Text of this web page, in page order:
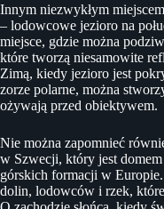
Innym niezwykłym
– lodowcowe jezioro na
miejsce, gdzie można
które tworzą niesamowite
Zimą, kiedy jezioro jest
zorze polarne, można
ożywają przed obiektywem.
Nie można zapomnieć
w Szwecji, który jest
górskich formacji w
dolin, lodowców i rzek,